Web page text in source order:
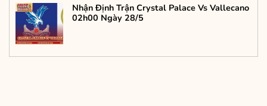
Nhận Định Trận Crystal Palace Vs Vallecano
02h00 Ngày 28/5